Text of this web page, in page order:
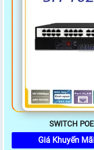
SWITCH
Giá Khuyến